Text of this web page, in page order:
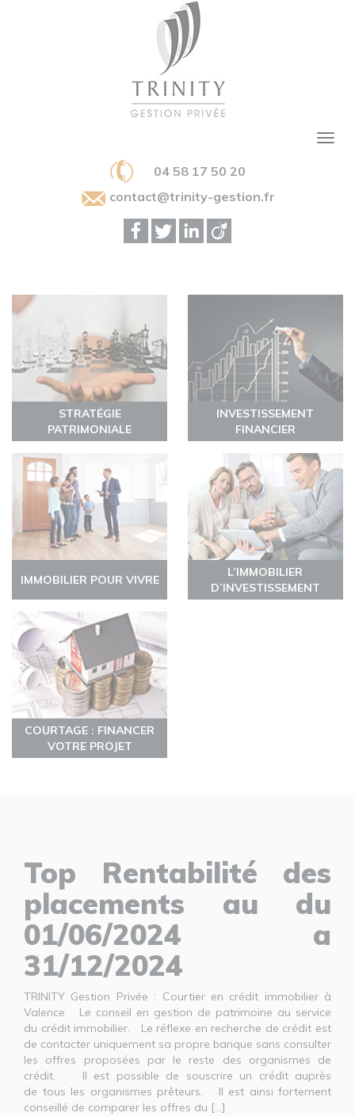
04 58 17 50 20
contact@trinity-gestion.fr
STRATÉGIE
PATRIMONIALE
INVESTISSEMENT
FINANCIER
IMMOBILIER POUR VIVRE
L’IMMOBILIER
D’INVESTISSEMENT
COURTAGE : FINANCER
VOTRE PROJET
Top Rentabilité des
placements au du
01/06/2024 a
31/12/2024
TRINITY Gestion Privée : Courtier en crédit immobilier à
Valence Le conseil en gestion de patrimoine au service
du crédit immobilier. Le réflexe en recherche de crédit est
de contacter uniquement sa propre banque sans consulter
les offres proposées par le reste des organismes de
crédit. Il est possible de souscrire un crédit auprès
de tous les organismes prêteurs. Il est ainsi fortement
conseillé de comparer les offres du [...]